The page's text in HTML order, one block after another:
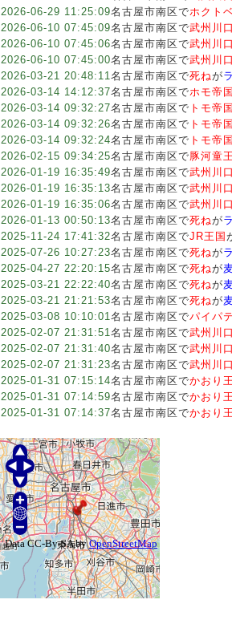
2026-06-29 11:25:09名古屋市南区でホクト
2026-06-10 07:45:09名古屋市南区で武州川口
2026-06-10 07:45:06名古屋市南区で武州川口
2026-06-10 07:45:00名古屋市南区で武州川口
2026-03-21 20:48:11名古屋市南区で死ねが
2026-03-14 14:12:37名古屋市南区でホモ帝国
2026-03-14 09:32:27名古屋市南区で トモ帝国
2026-03-14 09:32:26名古屋市南区で トモ帝国
2026-03-14 09:32:24名古屋市南区で トモ帝国
2026-02-15 09:34:25名古屋市南区で豚河童
2026-01-19 16:35:49名古屋市南区で武州川口
2026-01-19 16:35:13名古屋市南区で武州川口
2026-01-19 16:35:06名古屋市南区で武州川口
2026-01-13 00:50:13名古屋市南区で死ねが
2025-11-24 17:41:32名古屋市南区でJR王国
2025-07-26 10:27:23名古屋市南区で死ねが
2025-04-27 22:20:15名古屋市南区で死ねが
2025-03-21 22:22:40名古屋市南区で死ねが
2025-03-21 21:21:53名古屋市南区で死ねが
2025-03-08 10:10:01名古屋市南区でパイパ
2025-02-07 21:31:51名古屋市南区で武州川口
2025-02-07 21:31:40名古屋市南区で武州川口
2025-02-07 21:31:23名古屋市南区で武州川口
2025-01-31 07:15:14名古屋市南区でかおり
2025-01-31 07:14:59名古屋市南区でかおり
2025-01-31 07:14:37名古屋市南区でかおり